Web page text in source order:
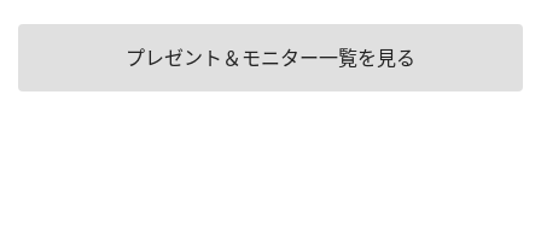
プレゼント＆モニター一覧を見る